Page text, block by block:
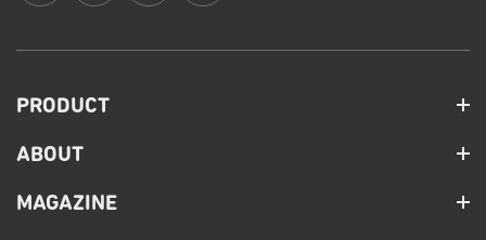
PRODUCT
ABOUT
MAGAZINE